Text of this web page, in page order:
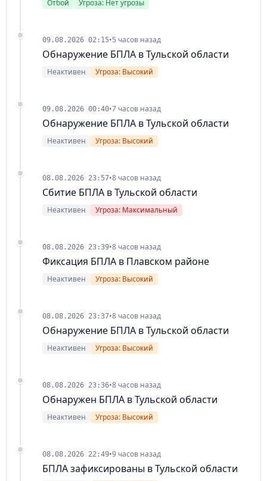
Отбой Угроза: Нет угрозы
09.08.2026 02:15•5 часов назад
Обнаружение БПЛА в Тульской области
Неактивен Угроза: Высокий
09.08.2026 00:40•7 часов назад
Обнаружение БПЛА в Тульской области
Неактивен Угроза: Высокий
08.08.2026 23:57•8 часов назад
Сбитие БПЛА в Тульской области
Неактивен Угроза: Максимальный
08.08.2026 23:39•8 часов назад
Фиксация БПЛА в Плавском районе
Неактивен Угроза: Высокий
08.08.2026 23:37•8 часов назад
Обнаружение БПЛА в Тульской области
Неактивен Угроза: Высокий
08.08.2026 23:36•8 часов назад
Обнаружен БПЛА в Тульской области
Неактивен Угроза: Высокий
08.08.2026 22:49•9 часов назад
БПЛА зафиксированы в Тульской области